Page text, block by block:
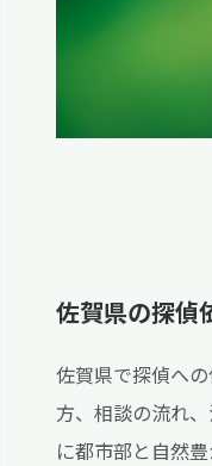
佐賀県の探偵
佐賀県で探偵へ
方、相談の流れ
に都市部と自然